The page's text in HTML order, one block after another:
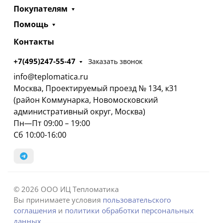
Покупателям
Помощь
Контакты
+7(495)247-55-47 Заказать звонок
info@teplomatica.ru
Москва, Проектируемый проезд № 134, к31
(район Коммунарка, Новомосковский
административный округ, Москва)
Пн—Пт 09:00 – 19:00
Сб 10:00-16:00
© 2026 ООО ИЦ Тепломатика
Вы принимаете условия пользовательского
соглашения и политики обработки персональных
данных